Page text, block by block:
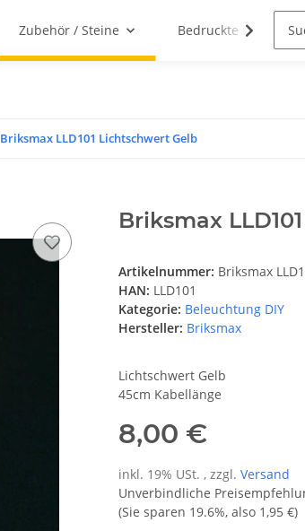
Zubehör / Steine Bedruckte
Briksmax LLD101 Lichtschwert Gelb
Briksmax
Artikelnummer: Briksmax
HAN: LLD101
Kategorie: Beleuchtung DIY
Hersteller: Briksmax
Lichtschwert Gelb
45cm Kabellänge
8,00 €
inkl. 19% USt. , zzgl. Versand
Unverbindliche
(Sie sparen 19.6%, also 1,95 €)